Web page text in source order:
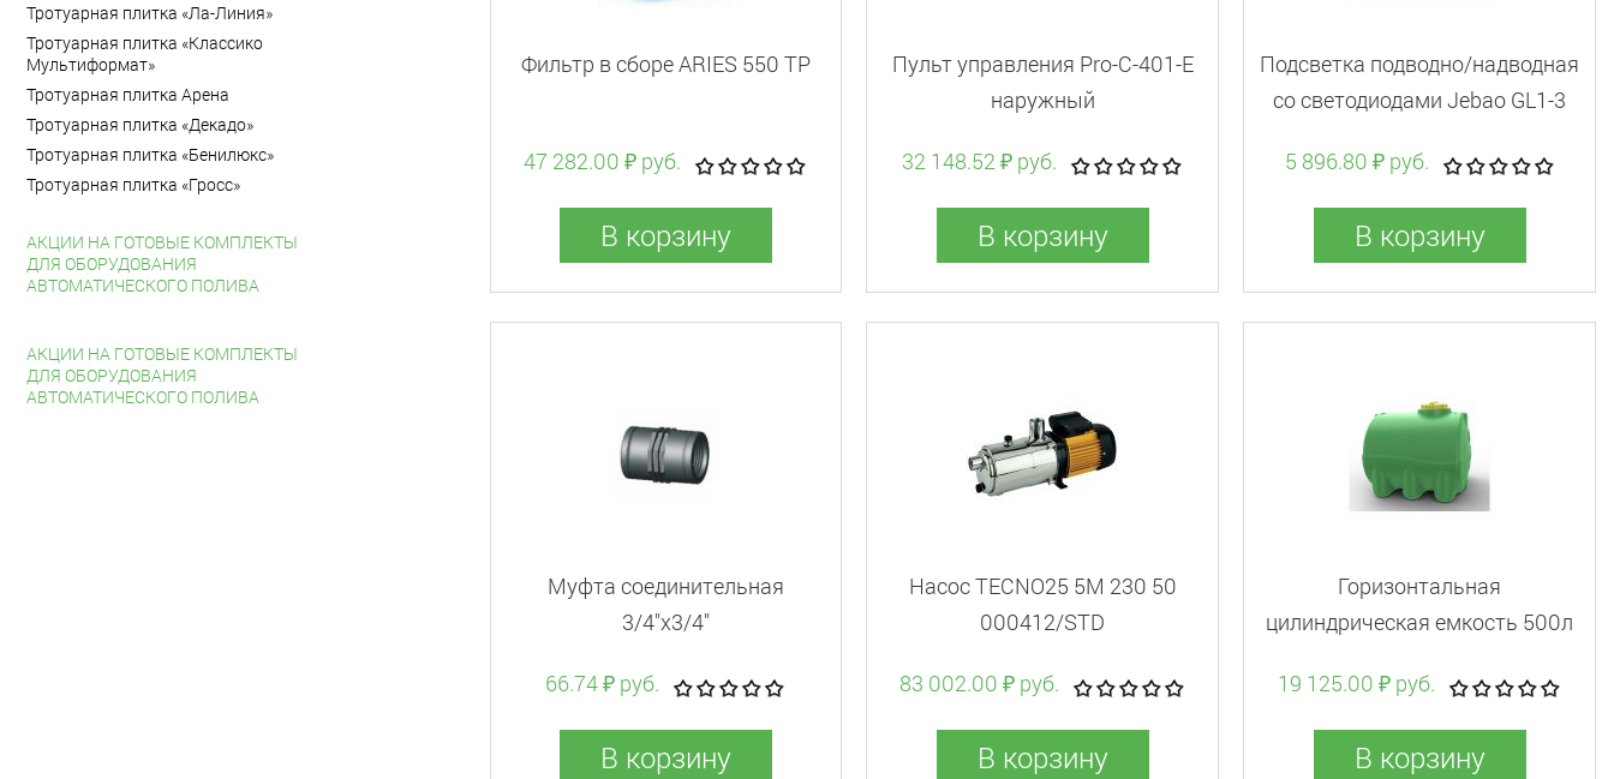
Тротуарная плитка «Ла-Линия»
Тротуарная плитка «Классико
Мультиформат»
Тротуарная плитка Арена
Тротуарная плитка «Декадо»
Тротуарная плитка «Бенилюкс»
Тротуарная плитка «Гросс»
АКЦИИ НА ГОТОВЫЕ КОМПЛЕКТЫ
ДЛЯ ОБОРУДОВАНИЯ
АВТОМАТИЧЕСКОГО ПОЛИВА
АКЦИИ НА ГОТОВЫЕ КОМПЛЕКТЫ
ДЛЯ ОБОРУДОВАНИЯ
АВТОМАТИЧЕСКОГО ПОЛИВА
Фильтр в сборе ARIES 550 TP
47 282.00 ₽ руб.
В корзину
Пульт управления Pro-C-401-E
наружный
32 148.52 ₽ руб.
В корзину
Подсветка подводно/надводная
со светодиодами Jebao GL1-3
5 896.80 ₽ руб.
В корзину
Муфта соединительная
3/4"x3/4"
66.74 ₽ руб.
В корзину
Насос TECNO25 5M 230 50
000412/STD
83 002.00 ₽ руб.
В корзину
Горизонтальная
цилиндрическая емкость 500л
19 125.00 ₽ руб.
В корзину